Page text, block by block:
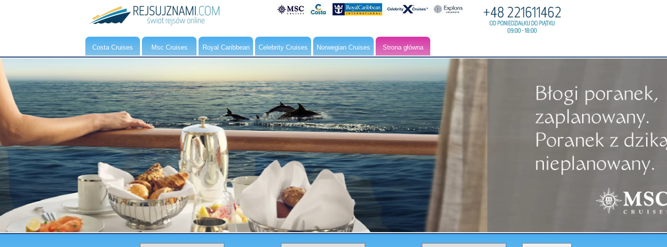
Costa Cruises Msc Cruises Royal Caribbean Celebrity Cruises Norwegian Cruises Strona główna